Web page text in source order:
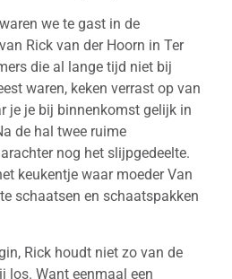
we te gast in de
Rick van der Hoorn in Ter
die al lange tijd niet bij
waren, keken verrast op van
je je bij binnenkomst gelijk in
de hal twee ruime
nog het slijpgedeelte.
keukentje waar moeder Van
schaatsen en schaatspakken
Rick houdt niet zo van de
los. Want eenmaal een